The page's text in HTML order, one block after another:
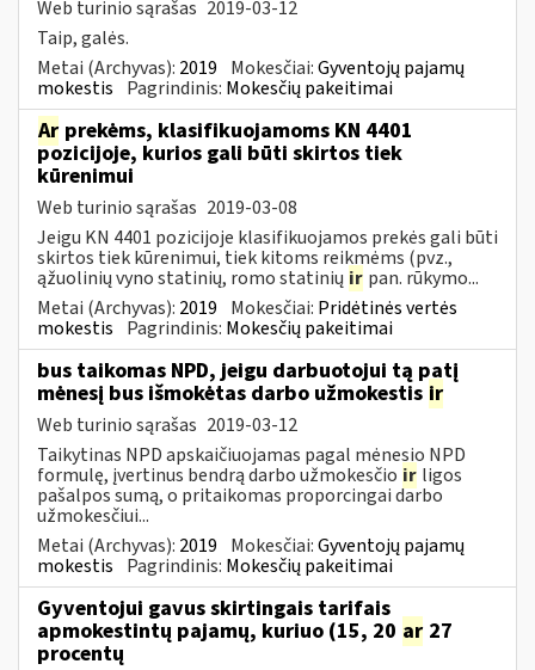
Web turinio sąrašas 2019-03-12
Taip, galės.
Metai (Archyvas): 2019 Mokesčiai:Gyventojų pajamų
mokestis Pagrindinis: Mokesčių pakeitimai
Ar prekėms, klasifikuojamoms KN 4401
pozicijoje, kurios gali būti skirtos tiek
kūrenimui
Web turinio sąrašas 2019-03-08
Jeigu KN 4401 pozicijoje klasifikuojamos prekės gali būti
skirtos tiek kūrenimui, tiek kitoms reikmėms (pvz.,
ąžuolinių vyno statinių, romo statinių ir pan. rūkymo...
Metai (Archyvas): 2019 Mokesčiai: Pridėtinės vertės
mokestis Pagrindinis: Mokesčių pakeitimai
bus taikomas NPD, jeigu darbuotojui tą patį
mėnesį bus išmokėtas darbo užmokestis ir
Web turinio sąrašas 2019-03-12
Taikytinas NPD apskaičiuojamas pagal mėnesio NPD
formulę, įvertinus bendrą darbo užmokesčio ir ligos
pašalpos sumą, o pritaikomas proporcingai darbo
užmokesčiui...
Metai (Archyvas): 2019 Mokesčiai:Gyventojų pajamų
mokestis Pagrindinis: Mokesčių pakeitimai
Gyventojui gavus skirtingais tarifais
apmokestintų pajamų, kuriuo (15, 20 ar 27
procentų